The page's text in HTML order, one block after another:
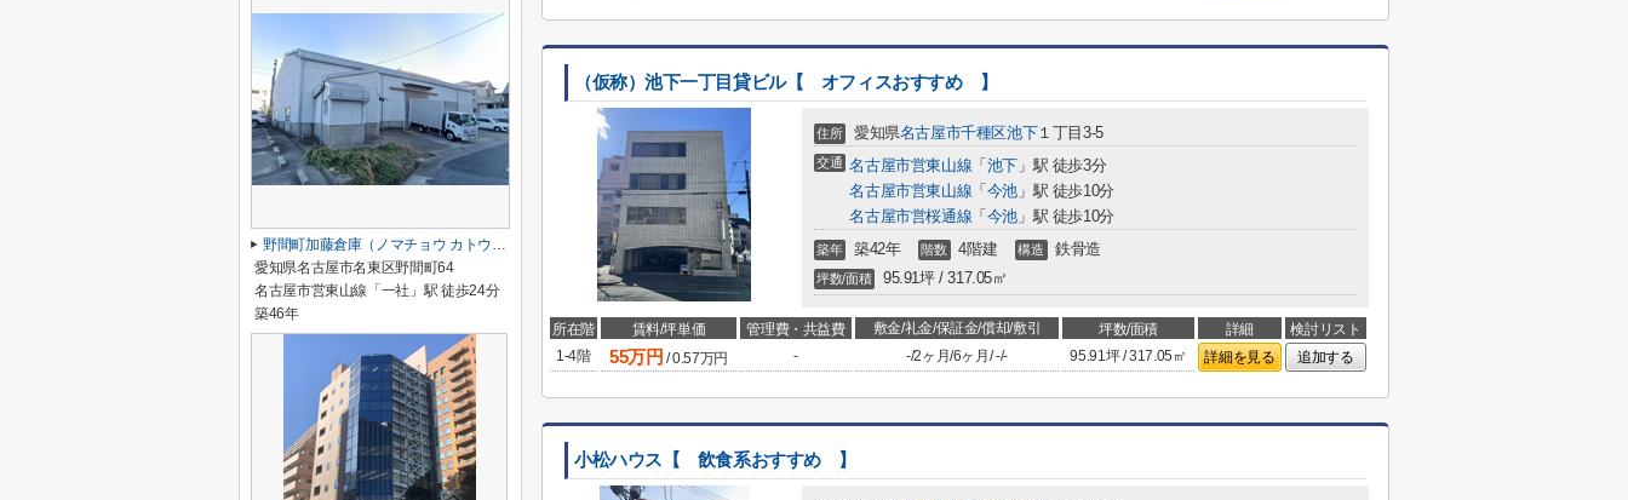
（仮称）池下一丁目貸ビル【 オフィスおすすめ 】
住所 愛知県名古屋市千種区池下１丁目3-5
交通 名古屋市営東山線 「 池下 」駅 徒歩3分
名古屋市営東山線 「 今池 」駅 徒歩10分
名古屋市営桜通線 「 今池 」駅 徒歩10分
築年 築42年 階数 4階建 構造 鉄骨造
坪数/面積 95.91坪 / 317.05㎡
所在階 賃料/坪単価 管理費・共益費 敷金/礼金/保証金/償却/敷引 坪数/面積 詳細
検討リスト
1-4階
55万円 /0.57万円 - -/2ヶ月/6ヶ月 /-/- 95.91坪 / 317.05㎡ 詳細を見る 追加する
小松ハウス【 飲食系おすすめ 】
野間町加藤倉庫（ノマチョウ カトウ ソウコ）【 倉庫系おすすめ 】
愛知県名古屋市名東区野間町64
名古屋市営東山線「一社」駅 徒歩24分
築46年